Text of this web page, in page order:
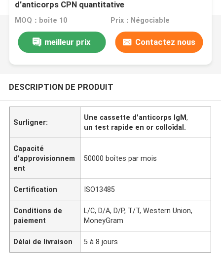
d'anticorps CPN quantitative
Chlamydiapneumoniae ((Cpn) - IgM
MOQ：boîte 10 Prix：Négociable
meilleur prix Contactez nous
DESCRIPTION DE PRODUIT
Surligner:
Une cassette d'anticorps IgM,
un test rapide en or colloïdal.
Capacité
d'approvisionnem
ent
50000 boîtes par mois
Certification ISO13485
Conditions de
paiement
L/C, D/A, D/P, T/T, Western Union,
MoneyGram
Délai de livraison 5 à 8 jours